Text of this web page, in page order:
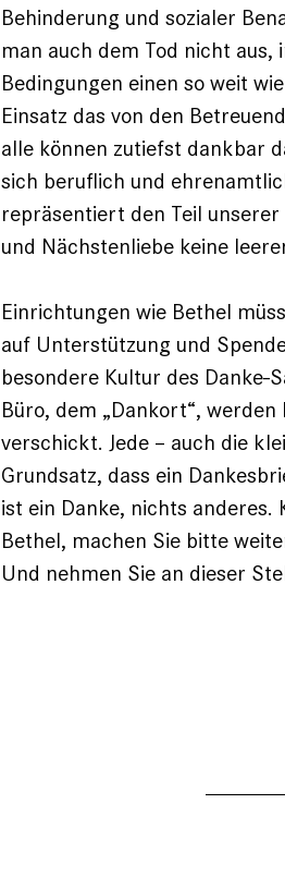
Behinderung und sozialer
man auch dem Tod nicht
Bedingungen einen so weit
Einsatz das von den
alle können zutiefst dankbar
sich beruflich und
repräsentiert den Teil
und Nächs­ten­liebe keine
Einrichtungen wie Bethel
auf Unterstützung und
besondere Kultur des Danke-
Büro, dem „Dankort“,
verschickt. Jede – auch die
Grundsatz, dass ein
ist ein Danke, nichts anderes.
Bethel, machen Sie bitte
Und nehmen Sie an dieser